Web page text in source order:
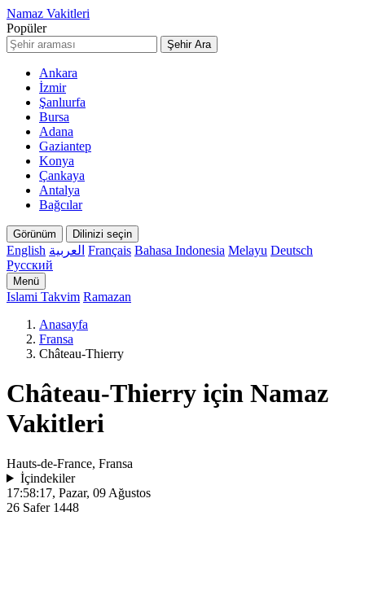
Namaz Vakitleri
Popüler
Şehir Ara
Ankara
İzmir
Şanlıurfa
Bursa
Adana
Gaziantep
Konya
Çankaya
Antalya
Bağcılar
Görünüm Dilinizi seçin
English العربية Français Bahasa Indonesia Melayu Deutsch
Русский
Menü
Islami Takvim Ramazan
Anasayfa
Fransa
Château-Thierry
Château-Thierry için Namaz
Vakitleri
Hauts-de-France, Fransa
İçindekiler
17:58:17, Pazar, 09 Ağustos
26 Safer 1448